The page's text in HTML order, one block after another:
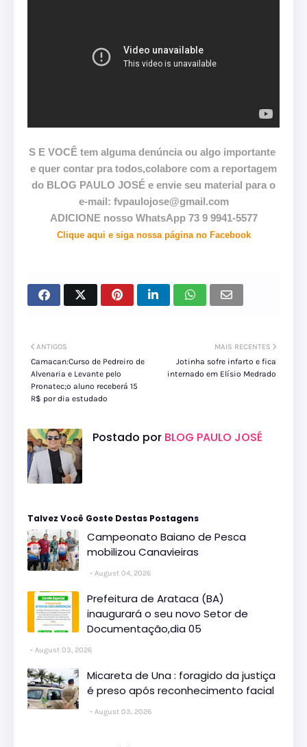
S E VOCÊ tem alguma denúncia ou algo importante
e quer contar pra todos,colabore com a reportagem
do BLOG PAULO JOSÉ e envie seu material para o
e-mail: fvpaulojose@gmail.com
ADICIONE nosso WhatsApp 73 9 9941-5577
Clique aqui e siga nossa página no Facebook
MAIS RECENTES
Jotinha sofre infarto e fica
internado em Elísio Medrado
ANTIGOS
Camacan:Curso de Pedreiro de
Alvenaria e Levante pelo
Pronatec;o aluno receberá 15
R$ por dia estudado
Postado por BLOG PAULO JOSÉ
Talvez Você Goste Destas Postagens
Campeonato Baiano de Pesca
mobilizou Canavieiras
August 04, 2026
Prefeitura de Arataca (BA)
inaugurará o seu novo Setor de
Documentação,dia 05
August 03, 2026
Micareta de Una : foragido da justiça
é preso após reconhecimento facial
August 03, 2026